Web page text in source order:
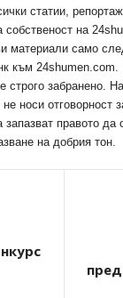
статии,
на
материали само
към
строго забранено.
носи
правото да
на добрия тон.